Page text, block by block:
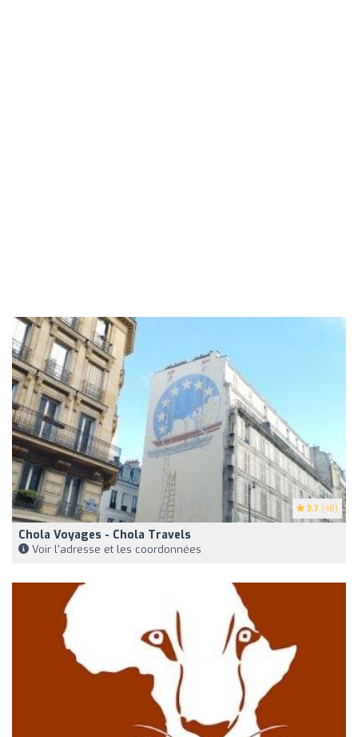
3.7 (48)
Chola Voyages - Chola Travels
Voir l'adresse et les coordonnées